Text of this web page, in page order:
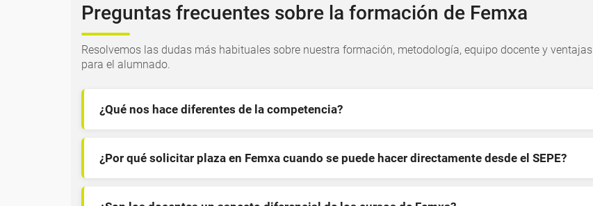
Preguntas frecuentes sobre la formación de Femxa
Resolvemos las dudas más habituales sobre nuestra formación, metodología, equipo docente y ventajas
para el alumnado.
¿Qué nos hace diferentes de la competencia?
¿Por qué solicitar plaza en Femxa cuando se puede hacer directamente desde el SEPE?